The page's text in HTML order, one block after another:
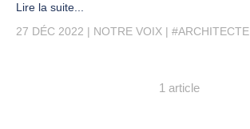
Lire la suite...
27 DÉC 2022
NOTRE VOIX #ARCHITECTE
1 article